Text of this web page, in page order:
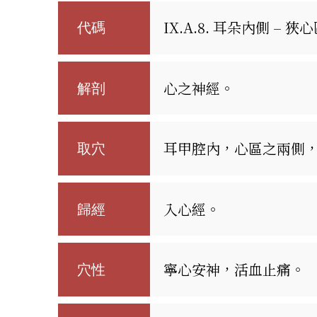
代碼 IX.A.8. 耳朵內側 – 狹心
解剖 心之神經。
取穴 耳甲腔內，心區之兩側
歸經 入心經。
穴性 寧心安神，活血止痛。